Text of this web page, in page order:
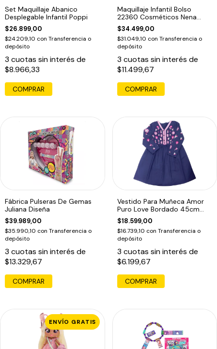
Set Maquillaje Abanico
Desplegable Infantil Poppi
$26.899,00
$24.209,10 con Transferencia o
depósito
3 cuotas sin interés de
$8.966,33
Maquillaje Infantil Bolso
22360 Cosméticos Nena
Poppi
$34.499,00
$31.049,10 con Transferencia o
depósito
3 cuotas sin interés de
$11.499,67
Fábrica Pulseras De Gemas
Juliana Diseña
$39.989,00
$35.990,10 con Transferencia o
depósito
3 cuotas sin interés de
$13.329,67
Vestido Para Muñeca Amor
Puro Love Bordado 45cm
Witty Girls
$18.599,00
$16.739,10 con Transferencia o
depósito
3 cuotas sin interés de
$6.199,67
COMPRAR
ENVÍO GRATIS